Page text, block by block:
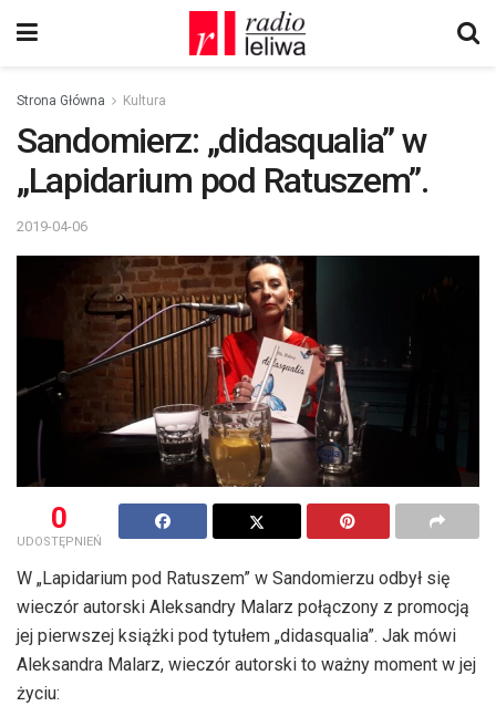
Strona Główna Kultura
Sandomierz: „didasqualia” w
„Lapidarium pod Ratuszem”.
2019-04-06
0
UDOSTĘPNIEŃ
W „Lapidarium pod Ratuszem” w Sandomierzu odbył się
wieczór autorski Aleksandry Malarz połączony z promocją
jej pierwszej książki pod tytułem „didasqualia”. Jak mówi
Aleksandra Malarz, wieczór autorski to ważny moment w jej
życiu: